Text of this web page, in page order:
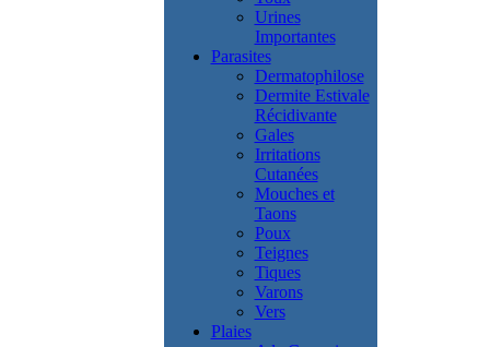
Urines
Importantes
Parasites
Dermatophilose
Dermite Estivale
Récidivante
Gales
Irritations
Cutanées
Mouches et
Taons
Poux
Teignes
Tiques
Varons
Vers
Plaies